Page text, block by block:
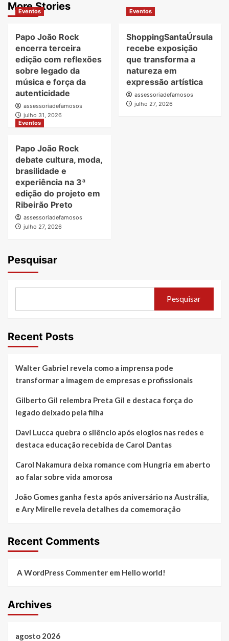
More Stories
Eventos
Papo João Rock
encerra terceira
edição com reflexões
sobre legado da
música e força da
autenticidade
assessoriadefamosos
julho 31, 2026
Eventos
ShoppingSantaÚrsula
recebe exposição
que transforma a
natureza em
expressão artística
assessoriadefamosos
julho 27, 2026
Eventos
Papo João Rock
debate cultura, moda,
brasilidade e
experiência na 3ª
edição do projeto em
Ribeirão Preto
assessoriadefamosos
julho 27, 2026
Pesquisar
Pesquisar
Recent Posts
Walter Gabriel revela como a imprensa pode
transformar a imagem de empresas e profissionais
Gilberto Gil relembra Preta Gil e destaca força do
legado deixado pela filha
Davi Lucca quebra o silêncio após elogios nas redes e
destaca educação recebida de Carol Dantas
Carol Nakamura deixa romance com Hungria em aberto
ao falar sobre vida amorosa
João Gomes ganha festa após aniversário na Austrália,
e Ary Mirelle revela detalhes da comemoração
Recent Comments
A WordPress Commenter em Hello world!
Archives
agosto 2026